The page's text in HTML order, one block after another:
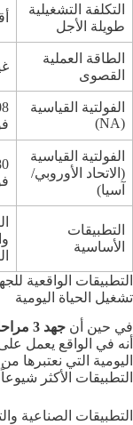
التكلفة التشغيلية
طويلة الأجل
الطاقة العملية
القصوى
الفولتية القياسية
(NA)
الفولتية القياسية
(الاتحاد الأوروبي/
آسيا)
التطبيقات
الأساسية
التطبيقات الواقعية
تشغيل الحياة اليومية
في حين أن جهد 3 مراحل
أنه في الواقع يعمل
اليومية التي
التطبيقات الأكثر
التطبيقات الصناعية